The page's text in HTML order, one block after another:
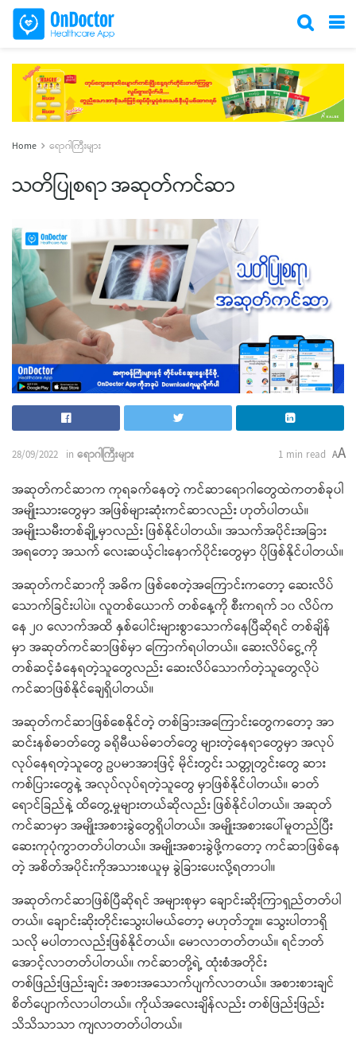
Home ရောဂါကြီးများ
သတိပြုစရာ အဆုတ်ကင်ဆာ
28/09/2022 in ရောဂါကြီးများ 1 min read AA
အဆုတ်ကင်ဆာက ကုရခက်နေတဲ့ ကင်ဆာရောဂါတွေထဲကတစ်ခုပါ
အမျိုးသားတွေမှာ အဖြစ်များဆုံးကင်ဆာလည်း ဟုတ်ပါတယ်။
အမျိုးသမီးတစ်ချို့မှာလည်း ဖြစ်နိုင်ပါတယ်။ အသက်အပိုင်းအခြား
အရတော့ အသက် လေးဆယ့်ငါးနောက်ပိုင်းတွေမှာ ပိုဖြစ်နိုင်ပါတယ်။
အဆုတ်ကင်ဆာကို အဓိက ဖြစ်စေတဲ့အကြောင်းကတော့ ဆေးလိပ်
သောက်ခြင်းပါပဲ။ လူတစ်ယောက် တစ်နေ့ကို စီးကရက် ၁၀ လိပ်က
နေ ၂၀ လောက်အထိ နှစ်ပေါင်းများစွာသောက်နေပြီဆိုရင် တစ်ချိန်
မှာ အဆုတ်ကင်ဆာဖြစ်မှာ ကြောက်ရပါတယ်။ ဆေးလိပ်ငွေ့ကို
တစ်ဆင့်ခံနေရတဲ့သူတွေလည်း ဆေးလိပ်သောက်တဲ့သူတွေလိုပဲ
ကင်ဆာဖြစ်နိုင်ချေရှိပါတယ်။
အဆုတ်ကင်ဆာဖြစ်စေနိုင်တဲ့ တစ်ခြားအကြောင်းတွေကတော့ အာ
ဆင်းနစ်ဓာတ်တွေ ခရိုမီယမ်ဓာတ်တွေ များတဲ့နေရာတွေမှာ အလုပ်
လုပ်နေရတဲ့သူတွေ ဥပမာအားဖြင့် မိုင်းတွင်း သတ္တုတွင်းတွေ ဆား
ကစ်ပြားတွေနဲ့ အလုပ်လုပ်ရတဲ့သူတွေ မှာဖြစ်နိုင်ပါတယ်။ ဓာတ်
ရောင်ခြည်နဲ့ ထိတွေ့မှုများတယ်ဆိုလည်း ဖြစ်နိုင်ပါတယ်။ အဆုတ်
ကင်ဆာမှာ အမျိုးအစားခွဲတွေရှိပါတယ်။ အမျိုးအစားပေါ်မူတည်ပြီး
ဆေးကုပုံကွာတတ်ပါတယ်။ အမျိုးအစားခွဲဖို့ကတော့ ကင်ဆာဖြစ်နေ
တဲ့ အစိတ်အပိုင်းကိုအသားစယူမှ ခွဲခြားပေးလို့ရတာပါ။
အဆုတ်ကင်ဆာဖြစ်ပြီဆိုရင် အများစုမှာ ချောင်းဆိုးကြာရှည်တတ်ပါ
တယ်။ ချောင်းဆိုးတိုင်းသွေးပါမယ်တော့ မဟုတ်ဘူး။ သွေးပါတာရှိ
သလို မပါတာလည်းဖြစ်နိုင်တယ်။ မောလာတတ်တယ်။ ရင်ဘတ်
အောင့်လာတတ်ပါတယ်။ ကင်ဆာတို့ရဲ့ ထုံးစံအတိုင်း
တစ်ဖြည်းဖြည်းချင်း အစားအသောက်ပျက်လာတယ်။ အစားစားချင်
စိတ်ပျောက်လာပါတယ်။ ကိုယ်အလေးချိန်လည်း တစ်ဖြည်းဖြည်း
သိသိသာသာ ကျလာတတ်ပါတယ်။